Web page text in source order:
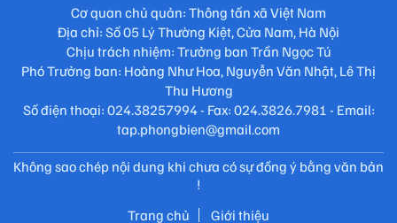
Cơ quan chủ quản: Thông tấn xã Việt Nam
Địa chỉ: Số 05 Lý Thường Kiệt, Cửa Nam, Hà Nội
Chịu trách nhiệm: Trưởng ban Trần Ngọc Tú
Phó Trưởng ban: Hoàng Như Hoa, Nguyễn Văn Nhật, Lê Thị
Thu Hương
Số điện thoại: 024.38257994 - Fax: 024.3826.7981 - Email:
tap.phongbien@gmail.com
Không sao chép nội dung khi chưa có sự đồng ý bằng văn bản
!
Trang chủ
Giới thiệu